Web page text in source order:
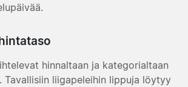
hinnaltaan ja kategorialtaan
Tavallisiin liigapeleihin lippuja löytyy